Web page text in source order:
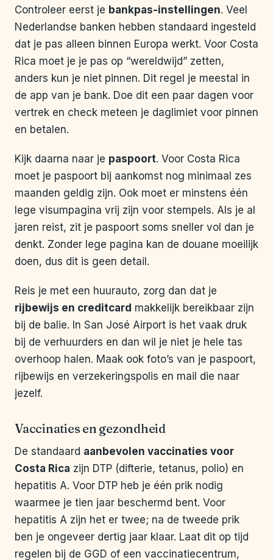
Controleer eerst je bankpas-instellingen. Veel
Nederlandse banken hebben standaard ingesteld
dat je pas alleen binnen Europa werkt. Voor Costa
Rica moet je je pas op “wereldwijd” zetten,
anders kun je niet pinnen. Dit regel je meestal in
de app van je bank. Doe dit een paar dagen voor
vertrek en check meteen je daglimiet voor pinnen
en betalen.
Kijk daarna naar je paspoort. Voor Costa Rica
moet je paspoort bij aankomst nog minimaal zes
maanden geldig zijn. Ook moet er minstens één
lege visumpagina vrij zijn voor stempels. Als je al
jaren reist, zit je paspoort soms sneller vol dan je
denkt. Zonder lege pagina kan de douane moeilijk
doen, dus dit is geen detail.
Reis je met een huurauto, zorg dan dat je
rijbewijs en creditcard makkelijk bereikbaar zijn
bij de balie. In San José Airport is het vaak druk
bij de verhuurders en dan wil je niet je hele tas
overhoop halen. Maak ook foto’s van je paspoort,
rijbewijs en verzekeringspolis en mail die naar
jezelf.
Vaccinaties en gezondheid
De standaard aanbevolen vaccinaties voor
Costa Rica zijn DTP (difterie, tetanus, polio) en
hepatitis A. Voor DTP heb je één prik nodig
waarmee je tien jaar beschermd bent. Voor
hepatitis A zijn het er twee; na de tweede prik
ben je ongeveer dertig jaar klaar. Laat dit op tijd
regelen bij de GGD of een vaccinatiecentrum,